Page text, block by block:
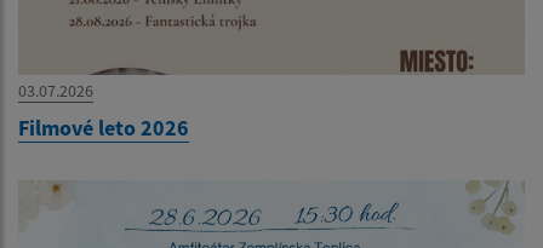
03.07.2026
Filmové leto 2026